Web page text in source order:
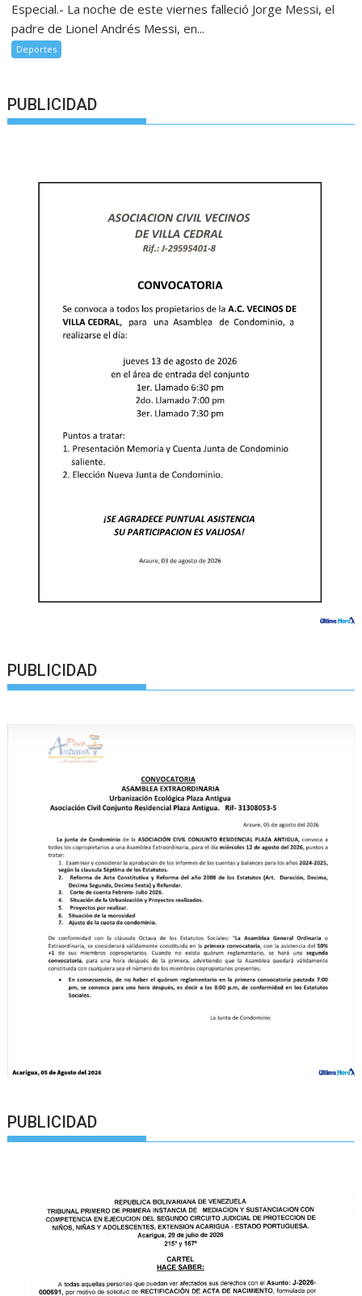
Especial.- La noche de este viernes falleció Jorge Messi, el
padre de Lionel Andrés Messi, en...
Deportes
PUBLICIDAD
PUBLICIDAD
PUBLICIDAD